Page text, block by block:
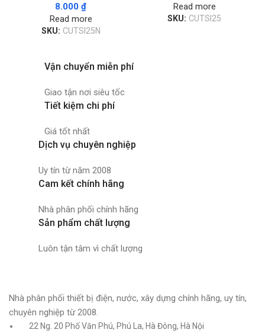
8.000 ₫
Read more
SKU: CUTSI25N
Read more
SKU: CUTSI25
Vận chuyển miễn phí
Giao tận nơi siêu tốc
Tiết kiệm chi phí
Giá tốt nhất
Dịch vụ chuyên nghiệp
Uy tín từ năm 2008
Cam kết chính hãng
Nhà phân phối chính hãng
Sản phẩm chất lượng
Luôn tận tâm vì chất lượng
Nhà phân phối thiết bị điện, nước, xây dựng chính hãng, uy tín,
chuyên nghiệp từ 2008.
22 Ng. 20 Phố Văn Phú, Phú La, Hà Đông, Hà Nội